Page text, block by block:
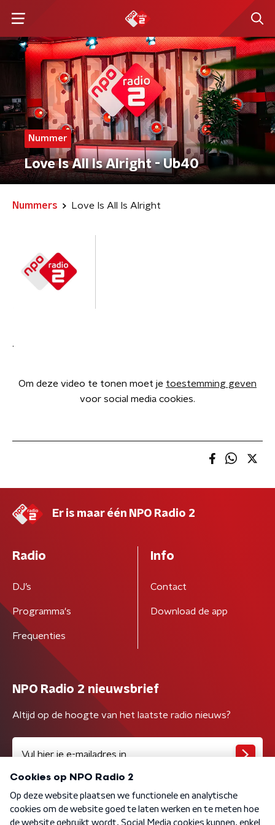
Nummer
Love Is All Is Alright - Ub40
Nummers Love Is All Is Alright
.
Om deze video te tonen moet je toestemming geven
voor social media cookies.
Er is maar één NPO Radio 2
Radio
DJ’s
Programma's
Frequenties
Info
Contact
Download de app
NPO Radio 2 nieuwsbrief
Altijd op de hoogte van het laatste radio nieuws?